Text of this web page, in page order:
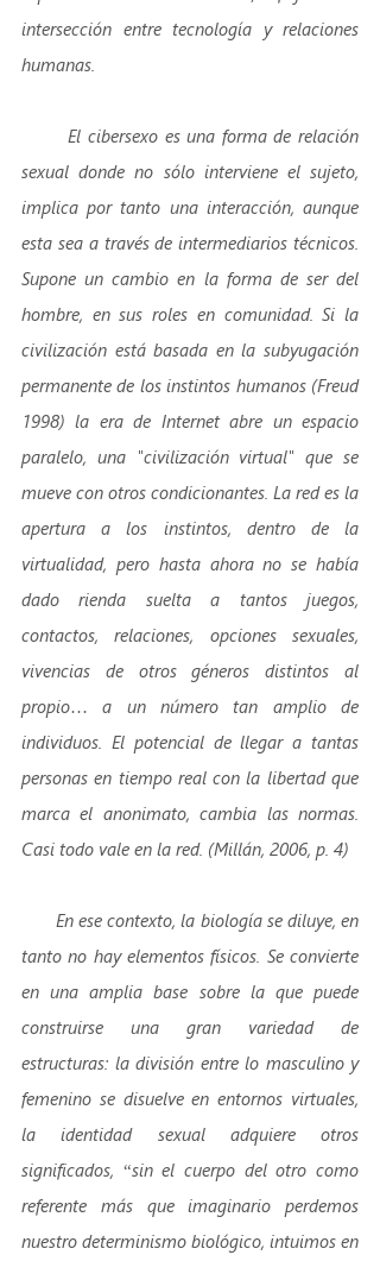
intersección entre tecnología y relaciones
humanas.
       El cibersexo es una forma de relación
sexual donde no sólo interviene el sujeto,
implica por tanto una interacción, aunque
esta sea a través de intermediarios técnicos.
Supone un cambio en la forma de ser del
hombre, en sus roles en comunidad. Si la
civilización está basada en la subyugación
permanente de los instintos humanos (Freud
1998) la era de Internet abre un espacio
paralelo, una "civilización virtual" que se
mueve con otros condicionantes. La red es la
apertura a los instintos, dentro de la
virtualidad, pero hasta ahora no se había
dado rienda suelta a tantos juegos,
contactos, relaciones, opciones sexuales,
vivencias de otros géneros distintos al
propio… a un número tan amplio de
individuos. El potencial de llegar a tantas
personas en tiempo real con la libertad que
marca el anonimato, cambia las normas.
Casi todo vale en la red. (Millán, 2006, p. 4)
tanto no hay elementos físicos. Se convierte
en una amplia base sobre la que puede
construirse una gran variedad de
estructuras: la división entre lo masculino y
femenino se disuelve en entornos virtuales,
la identidad sexual adquiere otros
significados, “sin el cuerpo del otro como
referente más que imaginario perdemos
nuestro determinismo biológico, intuimos en